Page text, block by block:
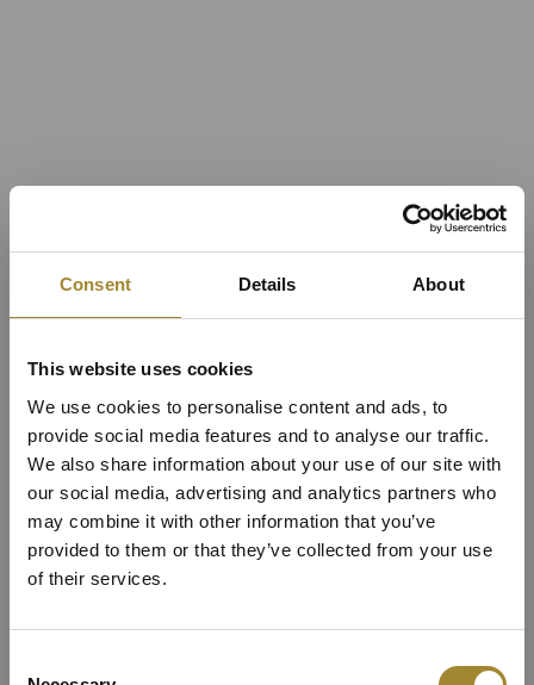
Consent Details About
This website uses cookies
We use cookies to personalise content and ads, to
provide social media features and to analyse our traffic.
We also share information about your use of our site with
our social media, advertising and analytics partners who
may combine it with other information that you’ve
provided to them or that they’ve collected from your use
of their services.
Apartament Superior z
widokiem w Głównym